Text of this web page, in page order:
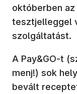
októberben az
tesztjelleggel
szolgáltatást.
A Pay&GO-t
menj!) sok
bevált